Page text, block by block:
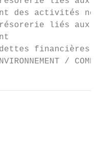
des activités non
liés aux
financières
/